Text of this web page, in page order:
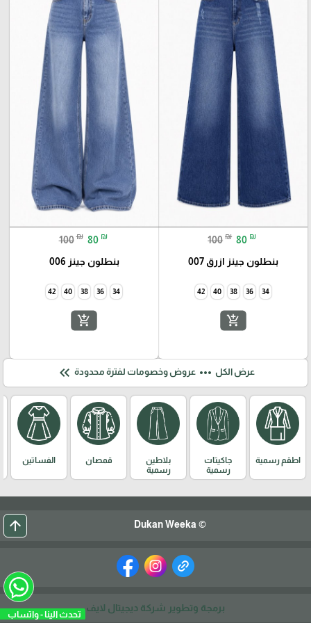
100 ₪ 80 ₪
بنطلون جينز ازرق 007
34
36
38
40
42
add_shopping_cart
100 ₪ 80 ₪
بنطلون جينز 006
add_shopping_cart
عرض الكل more_horiz عروض وخصومات لفترة محدودة keyboard_double_arrow_left
اطقم رسمية
جاكيتات
رسمية
بلاطين
رسمية
قمصان الفساتين
© Dukan Weeka
arrow_upward
برمجة وتطوير شركة ديجيتال لايف